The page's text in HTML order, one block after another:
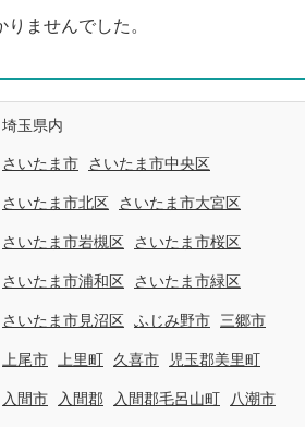
ませんでした。
埼玉県内
さいたま市 さいたま市中央区
さいたま市北区 さいたま市大宮区
さいたま市岩槻区 さいたま市桜区
さいたま市浦和区 さいたま市緑区
さいたま市見沼区 ふじみ野市 三郷市
上尾市 上里町 久喜市 児玉郡美里町
入間市 入間郡 入間郡毛呂山町 八潮市